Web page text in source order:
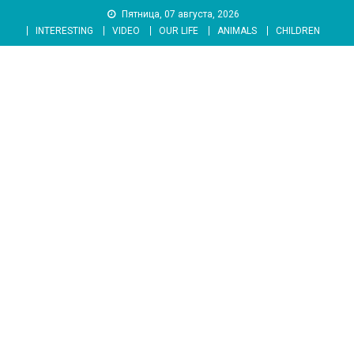
content
Пятница, 07 августа, 2026
INTERESTING
VIDEO OUR LIFE ANIMALS CHILDREN